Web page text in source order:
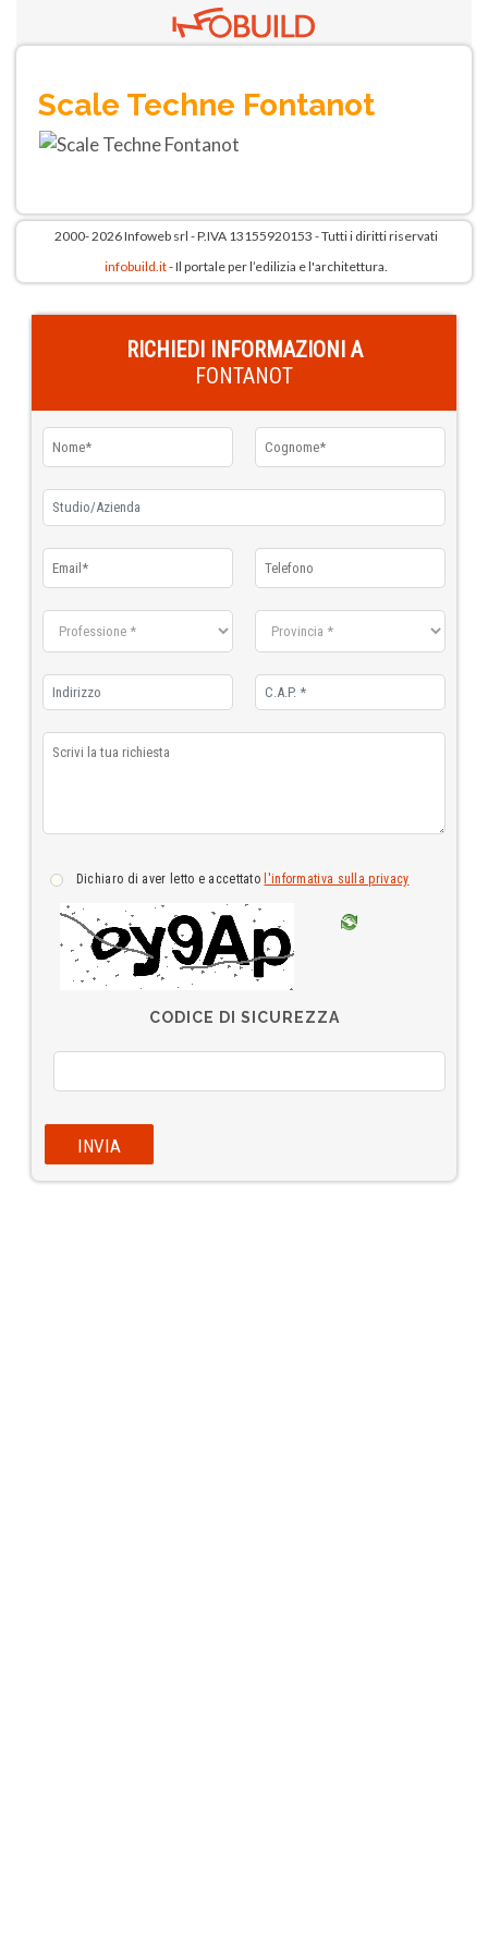
Scale Techne Fontanot
2000- 2026 Infoweb srl - P.IVA 13155920153 - Tutti i diritti riservati
infobuild.it- Il portale per l’edilizia e l'architettura.
RICHIEDI INFORMAZIONI A
FONTANOT
dichiaro di aver letto e accettato l'informativa sulla privacy
CODICE DI SICUREZZA